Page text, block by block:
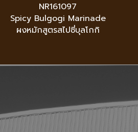
NR161097
Spicy Bulgogi Marinade
ผงหมักสูตรสไปซี่บุลโกกิ